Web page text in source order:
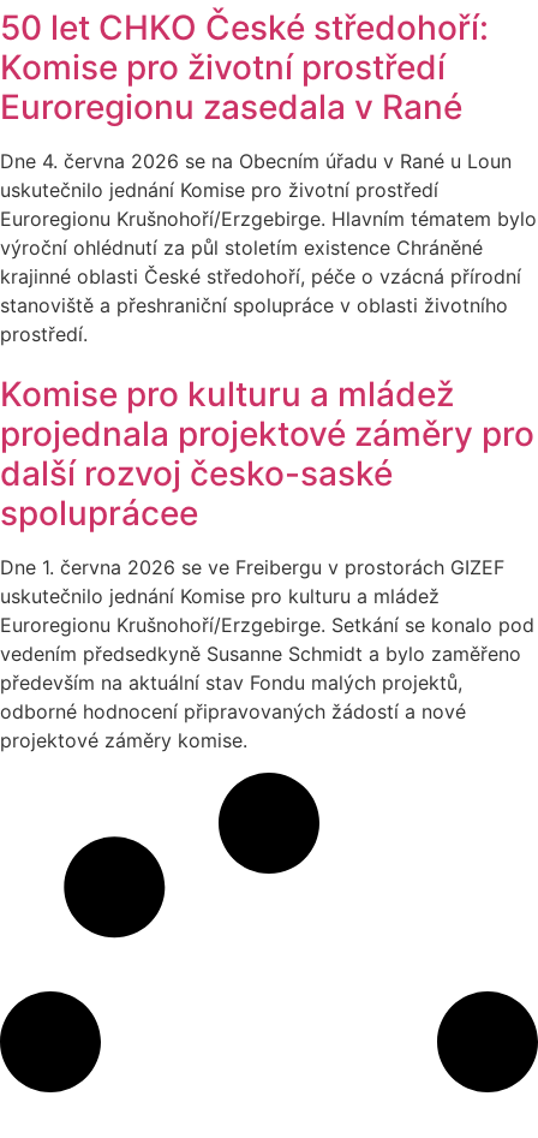
50 let CHKO České středohoří:
Komise pro životní prostředí
Euroregionu zasedala v Rané
Dne 4. června 2026 se na Obecním úřadu v Rané u Loun
uskutečnilo jednání Komise pro životní prostředí
Euroregionu Krušnohoří/Erzgebirge. Hlavním tématem bylo
výroční ohlédnutí za půl stoletím existence Chráněné
krajinné oblasti České středohoří, péče o vzácná přírodní
stanoviště a přeshraniční spolupráce v oblasti životního
prostředí.
Komise pro kulturu a mládež
projednala projektové záměry pro
další rozvoj česko-saské
spoluprácee
Dne 1. června 2026 se ve Freibergu v prostorách GIZEF
uskutečnilo jednání Komise pro kulturu a mládež
Euroregionu Krušnohoří/Erzgebirge. Setkání se konalo pod
vedením předsedkyně Susanne Schmidt a bylo zaměřeno
především na aktuální stav Fondu malých projektů,
odborné hodnocení připravovaných žádostí a nové
projektové záměry komise.